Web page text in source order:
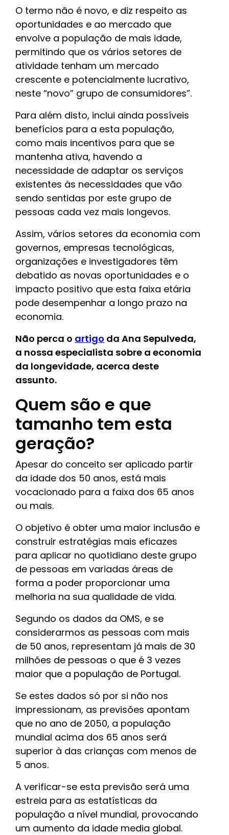
O termo não é novo, e diz respeito as
oportunidades e ao mercado que
envolve a população de mais idade,
permitindo que os vários setores de
atividade tenham um mercado
crescente e potencialmente lucrativo,
neste “novo” grupo de consumidores”.
Para além disto, inclui ainda possíveis
benefícios para a esta população,
como mais incentivos para que se
mantenha ativa, havendo a
necessidade de adaptar os serviços
existentes às necessidades que vão
sendo sentidas por este grupo de
pessoas cada vez mais longevos.
Assim, vários setores da economia com
governos, empresas tecnológicas,
organizações e investigadores têm
debatido as novas oportunidades e o
impacto positivo que esta faixa etária
pode desempenhar a longo prazo na
economia.
Não perca o artigo da Ana Sepulveda,
a nossa especialista sobre a economia
da longevidade, acerca deste
assunto.
Quem são e que
tamanho tem esta
geração?
Apesar do conceito ser aplicado partir
da idade dos 50 anos, está mais
vocacionado para a faixa dos 65 anos
ou mais.
O objetivo é obter uma maior inclusão e
construir estratégias mais eficazes
para aplicar no quotidiano deste grupo
de pessoas em variadas áreas de
forma a poder proporcionar uma
melhoria na sua qualidade de vida.
Segundo os dados da OMS, e se
considerarmos as pessoas com mais
de 50 anos, representam já mais de 30
milhões de pessoas o que é 3 vezes
maior que a população de Portugal.
Se estes dados só por si não nos
impressionam, as previsões apontam
que no ano de 2050, a população
mundial acima dos 65 anos será
superior à das crianças com menos de
5 anos.
A verificar-se esta previsão será uma
estreia para as estatísticas da
população a nível mundial, provocando
um aumento da idade media global.